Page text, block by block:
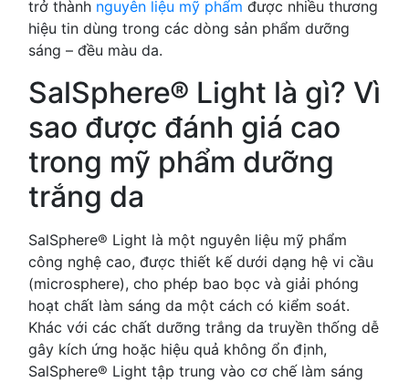
trở thành nguyên liệu mỹ phẩm được nhiều thương
hiệu tin dùng trong các dòng sản phẩm dưỡng
sáng – đều màu da.
SalSphere® Light là gì? Vì
sao được đánh giá cao
trong mỹ phẩm dưỡng
trắng da
SalSphere® Light là một nguyên liệu mỹ phẩm
công nghệ cao, được thiết kế dưới dạng hệ vi cầu
(microsphere), cho phép bao bọc và giải phóng
hoạt chất làm sáng da một cách có kiểm soát.
Khác với các chất dưỡng trắng da truyền thống dễ
gây kích ứng hoặc hiệu quả không ổn định,
SalSphere® Light tập trung vào cơ chế làm sáng